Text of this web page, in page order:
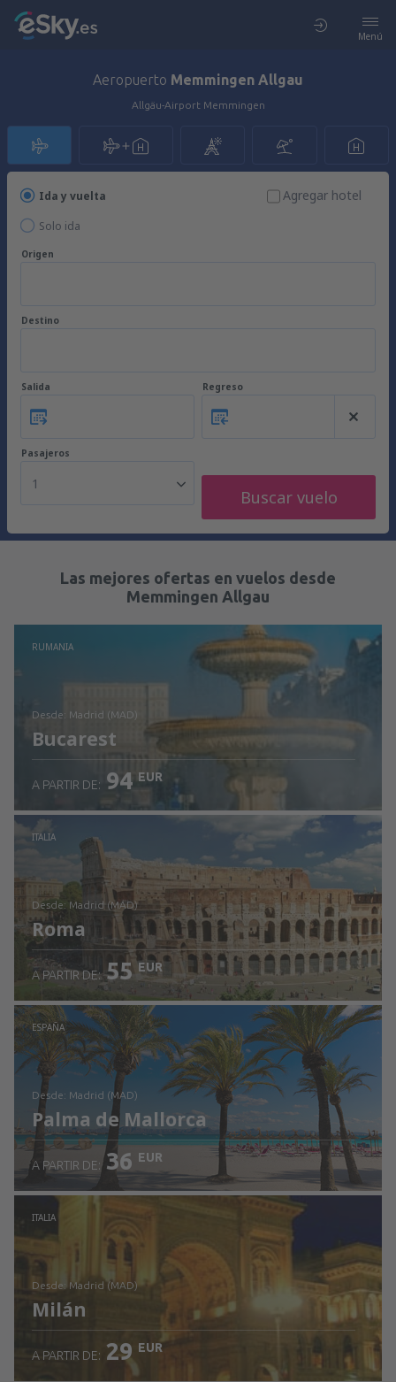
Menú
Aeropuerto Memmingen Allgau
Allgäu-Airport Memmingen
Ida y vuelta
Solo ida
Agregar hotel
Origen
Destino
Salida Regreso
Pasajeros
1
Buscar vuelo
Las mejores ofertas en vuelos desde
Memmingen Allgau
RUMANIA
desde: Madrid (MAD)
Bucarest
Revisa los detalles
A PARTIR DE: 94 EUR
ITALIA
desde: Madrid (MAD)
Roma
Revisa los detalles
A PARTIR DE: 55 EUR
ESPAÑA
desde: Madrid (MAD)
Palma de Mallorca
Revisa los detalles
A PARTIR DE: 36 EUR
ITALIA
desde: Madrid (MAD)
Milán
A PARTIR DE: 29 EUR